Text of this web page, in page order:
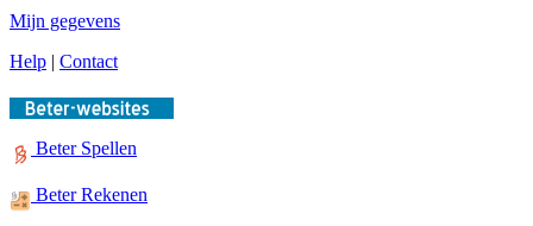
Mijn gegevens
Help | Contact
Beter Spellen
Beter Rekenen